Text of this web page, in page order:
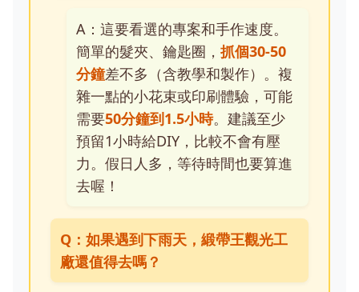
A：這要看選的專案和手作速度。
簡單的髮夾、鑰匙圈， 抓個30-50
分鐘差不多（含教學和製作）。複
雜一點的小花束或印刷體驗，可能
需要50分鐘到1.5小時。建議至少
預留1小時給DIY，比較不會有壓
力。假日人多，等待時間也要算進
去喔！
Q：如果遇到下雨天，緞帶王觀光工
廠還值得去嗎？